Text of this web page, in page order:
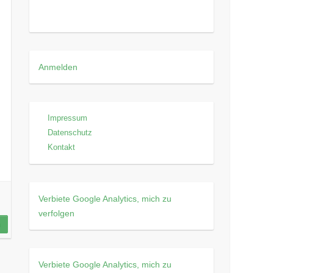
Anmelden
Impressum
Datenschutz
Kontakt
Verbiete Google Analytics, mich zu
verfolgen
Verbiete Google Analytics, mich zu